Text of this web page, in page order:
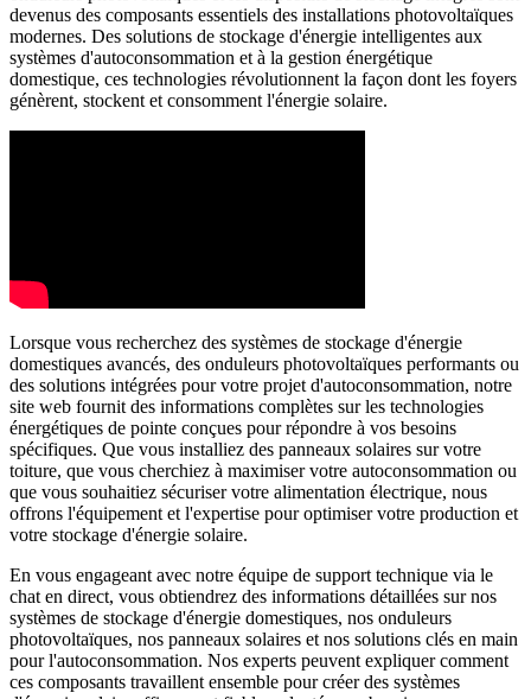
devenus des composants essentiels des installations photovoltaïques
modernes. Des solutions de stockage d'énergie intelligentes aux
systèmes d'autoconsommation et à la gestion énergétique
domestique, ces technologies révolutionnent la façon dont les foyers
génèrent, stockent et consomment l'énergie solaire.
Lorsque vous recherchez des systèmes de stockage d'énergie
domestiques avancés, des onduleurs photovoltaïques performants ou
des solutions intégrées pour votre projet d'autoconsommation, notre
site web fournit des informations complètes sur les technologies
énergétiques de pointe conçues pour répondre à vos besoins
spécifiques. Que vous installiez des panneaux solaires sur votre
toiture, que vous cherchiez à maximiser votre autoconsommation ou
que vous souhaitiez sécuriser votre alimentation électrique, nous
offrons l'équipement et l'expertise pour optimiser votre production et
votre stockage d'énergie solaire.
En vous engageant avec notre équipe de support technique via le
chat en direct, vous obtiendrez des informations détaillées sur nos
systèmes de stockage d'énergie domestiques, nos onduleurs
photovoltaïques, nos panneaux solaires et nos solutions clés en main
pour l'autoconsommation. Nos experts peuvent expliquer comment
ces composants travaillent ensemble pour créer des systèmes